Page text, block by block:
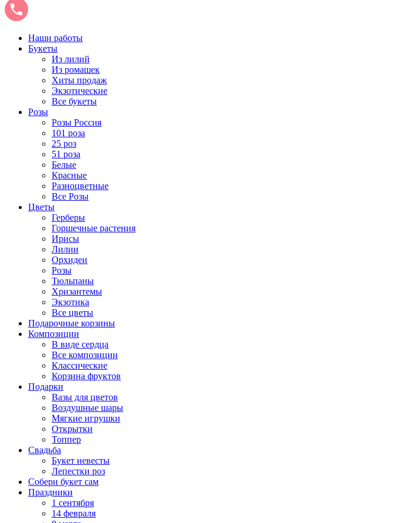
Наши работы
Букеты
Из лилий
Из ромашек
Хиты продаж
Экзотические
Все букеты
Розы
Розы Россия
101 роза
25 роз
51 роза
Белые
Красные
Разноцветные
Все Розы
Цветы
Герберы
Горшечные растения
Ирисы
Лилии
Орхидеи
Розы
Тюльпаны
Хризантемы
Экзотика
Все цветы
Подарочные корзины
Композиции
В виде сердца
Все композиции
Классические
Корзина фруктов
Подарки
Вазы для цветов
Воздушные шары
Мягкие игрушки
Открытки
Топпер
Свадьба
Букет невесты
Лепестки роз
Собери букет сам
Праздники
1 сентября
14 февраля